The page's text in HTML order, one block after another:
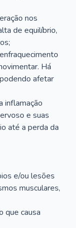
nos
de equilíbrio,
Há
afetar
inflamação
e suas
até a perda da
e/ou lesões
musculares,
que causa